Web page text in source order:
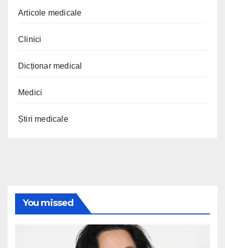
Articole medicale
Clinici
Dicționar medical
Medici
Știri medicale
You missed